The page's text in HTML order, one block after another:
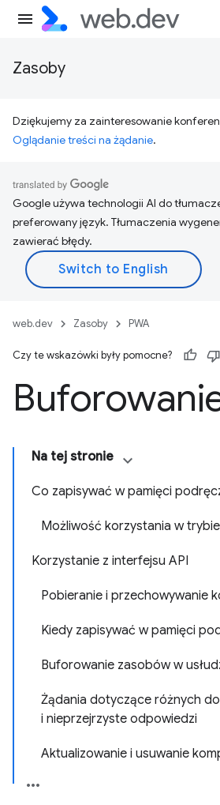
Zasoby
Dziękujemy za zainteresowanie
Oglądanie treści na żądanie.
Google używa technologii AI do
preferowany język. Tłumaczenia
zawierać błędy.
web.dev Zasoby PWA
Czy te wskazówki były pomocne?
Na tej stronie
Co zapisywać w pamięci
Możliwość korzystania w
Korzystanie z interfejsu API
Pobieranie i przechowywanie
Kiedy zapisywać w pamięci
Buforowanie zasobów w
Żądania dotyczące różnych
i nieprzejrzyste odpowiedzi
Aktualizowanie i usuwanie